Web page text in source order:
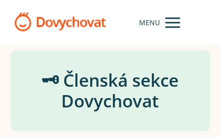
MENU
🗝️ Členská sekce
Dovychovat